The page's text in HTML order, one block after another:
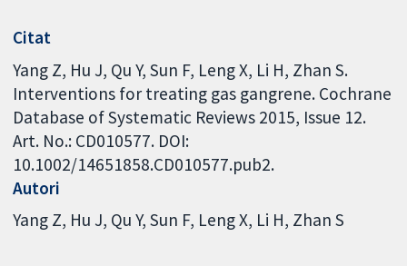
Citat
Yang Z, Hu J, Qu Y, Sun F, Leng X, Li H, Zhan S.
Interventions for treating gas gangrene. Cochrane
Database of Systematic Reviews 2015, Issue 12.
Art. No.: CD010577. DOI:
10.1002/14651858.CD010577.pub2.
Autori
Yang Z Hu J Qu Y Sun F Leng X Li H Zhan S